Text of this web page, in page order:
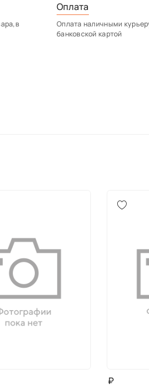
Оплата
Оплата наличными
банковской картой
₽